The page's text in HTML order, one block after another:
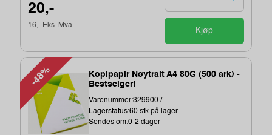
20,-
16,- Eks. Mva.
Kjøp
-48%
Kopipapir Nøytralt A4 80G (500 ark) -
Bestselger!
Varenummer:329900 /
Lagerstatus:60 stk på lager.
Sendes om:0-2 dager